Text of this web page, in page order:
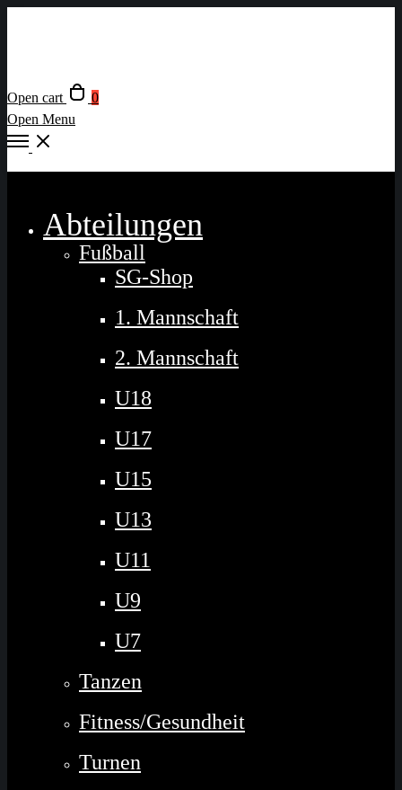
Open cart
0
Open Menu
Abteilungen
Fußball
SG-Shop
1. Mannschaft
2. Mannschaft
U18
U17
U15
U13
U11
U9
U7
Tanzen
Fitness/Gesundheit
Turnen